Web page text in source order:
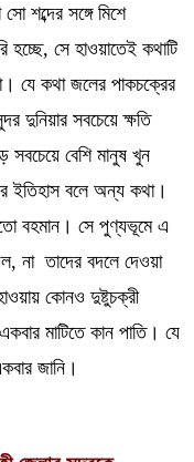
শব্দের সঙ্গে মিশে
হচ্ছে, সে হাওয়াতেই কথাটি
যে কথা জলের পাকচক্রের
দুনিয়ার সবচেয়ে ক্ষতি
বেশি মানুষ খুন
ইতিহাস বলে অন্য কথা।
বহমান। সে পুণ্যভূমে এ
না তাদের বদলে দেওয়া
কোনও দুষ্টুচক্রী
মাটিতে কান পাতি। যে
জানি।